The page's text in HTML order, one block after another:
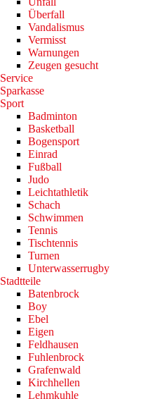
Überfall
Vandalismus
Vermisst
Warnungen
Zeugen gesucht
Service
Sparkasse
Sport
Badminton
Basketball
Bogensport
Einrad
Fußball
Judo
Leichtathletik
Schach
Schwimmen
Tennis
Tischtennis
Turnen
Unterwasserrugby
Stadtteile
Batenbrock
Boy
Ebel
Eigen
Feldhausen
Fuhlenbrock
Grafenwald
Kirchhellen
Lehmkuhle